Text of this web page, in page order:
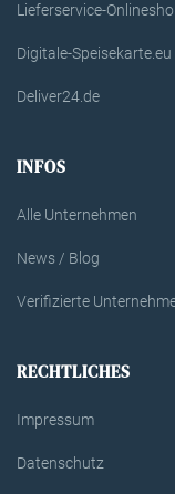
Lieferservice-
Digitale-Speisekarte.eu
Deliver24.de
INFOS
Alle Unternehmen
News / Blog
Verifizierte
RECHTLICHES
Impressum
Datenschutz